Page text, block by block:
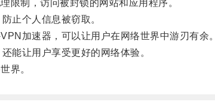
制，访问被封锁的网站和应用程序。
止个人信息被窃取。
加速器，可以让用户在网络世界中游刃有余。
让用户享受更好的网络体验。
界。